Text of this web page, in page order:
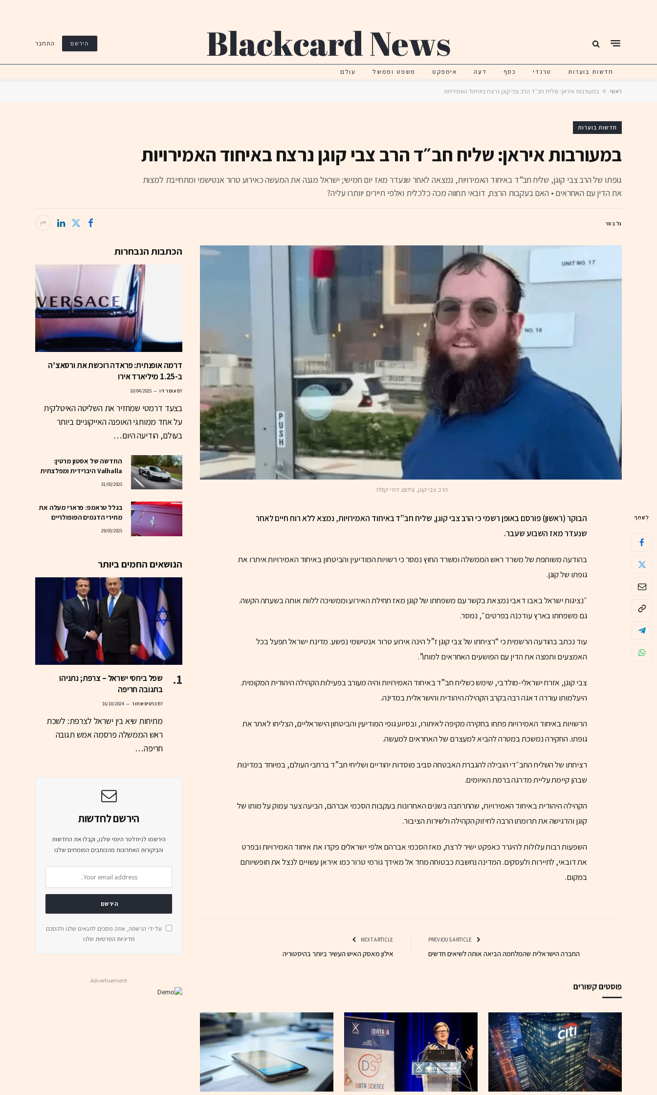
הירשם התחבר
חדשות בוערות טרנדי כסף דעה אימפקט משפט וממשל עולם
ראשי » במעורבות איראן: שליח חב״ד הרב צבי קוגן נרצח באיחוד האמירויות
חדשות בוערות
במעורבות איראן: שליח חב״ד הרב צבי קוגן נרצח באיחוד האמירויות
גופתו של הרב צבי קוגן, שליח חב”ד באיחוד האמירויות, נמצאה לאחר שנעדר מאז יום חמישי; ישראל מגנה את המעשה כאירוע טרור אנטישמי ומתחייבת למצות
את הדין עם האחראים • האם בעקבות הרצח, דובאי תחווה מכה כלכלית ואלפי תיירים יוותרו עליה?
גל בסר
הרב צבי קוגן. צילום: דודי קפלר
לְשַׁתֵּף
הבוקר (ראשון) פורסם באופן רשמי כי הרב צבי קוגן, שליח חב”ד באיחוד האמירויות, נמצא ללא רוח חיים לאחר
שנעדר מאז השבוע שעבר.
בהודעה משותפת של משרד ראש הממשלה ומשרד החוץ נמסר כי רשויות המודיעין והביטחון באיחוד האמירויות איתרו את
גופתו של קוגן.
״נציגות ישראל באבו דאבי נמצאת בקשר עם משפחתו של קוגן מאז תחילת האירוע וממשיכה ללוות אותה בשעתה הקשה.
גם משפחתו בארץ עודכנה בפרטים״, נמסר.
עוד נכתב בהודעה הרשמית כי “רציחתו של צבי קוגן ז”ל הינה אירוע טרור אנטישמי נפשע. מדינת ישראל תפעל בכל
האמצעים ותמצה את הדין עם הפושעים האחראים למותו”.
צבי קוגן, אזרח ישראלי-מולדבי, שימש כשליח חב”ד באיחוד האמירויות והיה מעורב בפעילות הקהילה היהודית המקומית.
היעלמותו עוררה דאגה רבה בקרב הקהילה היהודית והישראלית במדינה.
הרשויות באיחוד האמירויות פתחו בחקירה מקיפה לאיתורו, ובסיוע גופי המודיעין והביטחון הישראליים, הצליחו לאתר את
גופתו. החקירה נמשכת במטרה להביא למעצרם של האחראים למעשה.
רציחתו של השליח החב״די הובילה להגברת האבטחה סביב מוסדות יהודיים ושליחי חב”ד ברחבי העולם, במיוחד במדינות
שבהן קיימת עליית מדרגה ברמת האיומים.
הקהילה היהודית באיחוד האמירויות, שהתרחבה בשנים האחרונות בעקבות הסכמי אברהם, הביעה צער עמוק על מותו של
קוגן והדגישה את תרומתו הרבה לחיזוק הקהילה ולשירות הציבור.
השפעות רבות עלולות להיגרר כאפקט ישיר לרצח, מאז הסכמי אברהם אלפי ישראלים פקדו את איחוד האמירויות ובפרט
את דובאי, לתיירות ולעסקים. המדינה נחשבת כבטוחה מחד אל מאידך גורמי טרור כמו איראן עשויים לנצל את חופשיותם
במקום.
החברה הישראלית שהמלחמה הביאה אותה לשיאים חדשים
NEXT ARTICLE
אילון מאסק האיש העשיר ביותר בהיסטוריה
פוסטים קשורים
הכתבות הנבחרות
דרמה אופנתית: פראדה רוכשת את ורסאצ’ה
ב-1.25 מיליארד אירו
BY עומר זיו 10/04/2025
בצעד דרמטי שמחזיר את השליטה האיטלקית
על אחד ממותגי האופנה האייקוניים ביותר
בעולם, הודיעה היום…
החדשה של אסטון מרטין:
Valhalla היברידית ומפלצתית
31/03/2025
בגלל טראמפ: פרארי מעלה את
מחירי הדגמים הפופולריים
29/03/2025
הנושאים החמים ביותר
שפל ביחסי ישראל – צרפת; נתניהו
בתגובה חריפה
BY כרטיס שחור 16/10/2024
מתיחות שיא בין ישראל לצרפת: לשכת
ראש הממשלה פרסמה אמש תגובה
חריפה…
הירשם לחדשות
הירשמו לניוזלטר היומי שלנו, וקבלו את החדשות
והביקורות האחרונות מהכותבים המומחים שלנו
על ידי הרשמה, אתה מסכים לתנאים שלנו ולהסכם
מדיניות הפרטיות שלנו
Advertisement